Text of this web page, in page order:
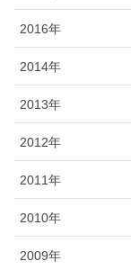
2016年
2014年
2013年
2012年
2011年
2010年
2009年